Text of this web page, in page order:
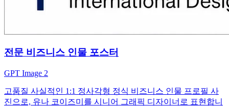
전문 비즈니스 인물 포스터
GPT Image 2
고품질 사실적인 1:1 정사각형 정식 비즈니스 인물 프로필 사
진으로, 유나 코이즈미를 시니어 그래픽 디자이너로 표현합니